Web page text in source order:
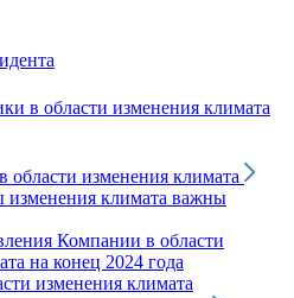
в области изменения климата
в области изменения климата
изменения климата важны
Компании в области
на конец 2024 года
изменения климата